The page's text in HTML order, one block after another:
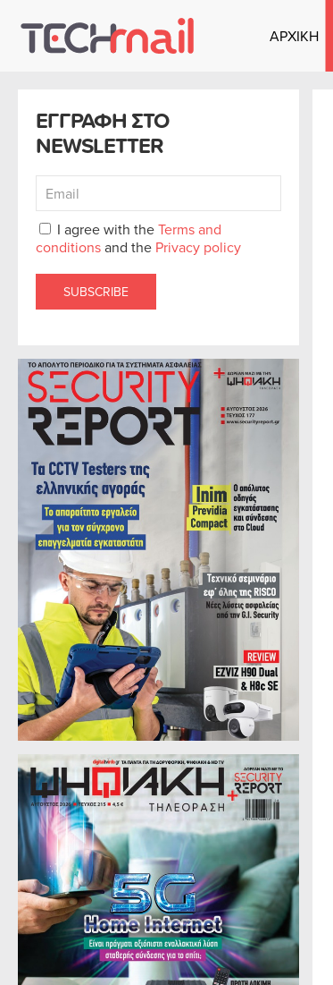
Skip to main content
ΑΡΧΙΚΗ
ΕΓΓΡΑΦΗ ΣΤΟ
NEWSLETTER
I agree with theTerms and
conditionsand the Privacy policy
SUBSCRIBE